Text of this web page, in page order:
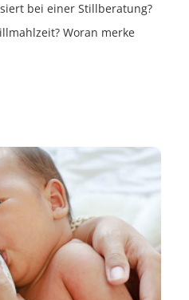
bei einer Stillberatung?
Woran merke